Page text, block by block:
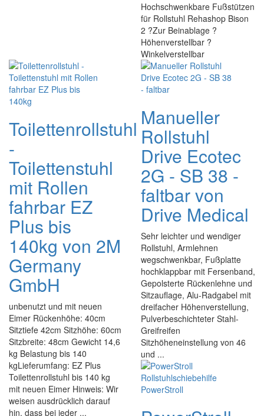
Hochschwenkbare Fußstützen
für Rollstuhl Rehashop Bison
2 ?Zur Beinablage ?
Höhenverstellbar ?
Winkelverstellbar
Toilettenrollstuhl
-
Toilettenstuhl
mit Rollen
fahrbar EZ
Plus bis
140kg von 2M
Germany
GmbH
unbenutzt und mit neuen
Eimer Rückenhöhe: 40cm
Sitztiefe 42cm Sitzhöhe: 60cm
Sitzbreite: 48cm Gewicht 14,6
kg Belastung bis 140
kgLieferumfang: EZ Plus
Toilettenrollstuhl bis 140 kg
mit neuen Eimer Hinweis: Wir
weisen ausdrücklich darauf
hin, dass bei jeder ...
Manueller
Rollstuhl
Drive Ecotec
2G - SB 38 -
faltbar von
Drive Medical
Sehr leichter und wendiger
Rollstuhl, Armlehnen
wegschwenkbar, Fußplatte
hochklappbar mit Fersenband,
Gepolsterte Rückenlehne und
Sitzauflage, Alu-Radgabel mit
dreifacher Höhenverstellung,
Pulverbeschichteter Stahl-
Greifreifen
Sitzhöheneinstellung von 46
und ...